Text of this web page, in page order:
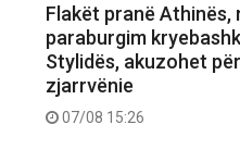
Flakët pranë Athinës,
paraburgim
Stylidës, akuzohet për
zjarrvënie
07/08 15:26